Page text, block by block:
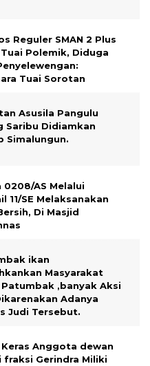
Reguler SMAN 2 Plus
Polemik, Diduga
Tuai Sorotan
Asusila Pangulu
Saribu Didiamkan
Simalungun.
0208/AS Melalui
11/SE Melaksanakan
Di Masjid
ikan
Masyarakat
,banyak Aksi
Adanya
Judi Tersebut.
Anggota dewan
fraksi Gerindra Miliki